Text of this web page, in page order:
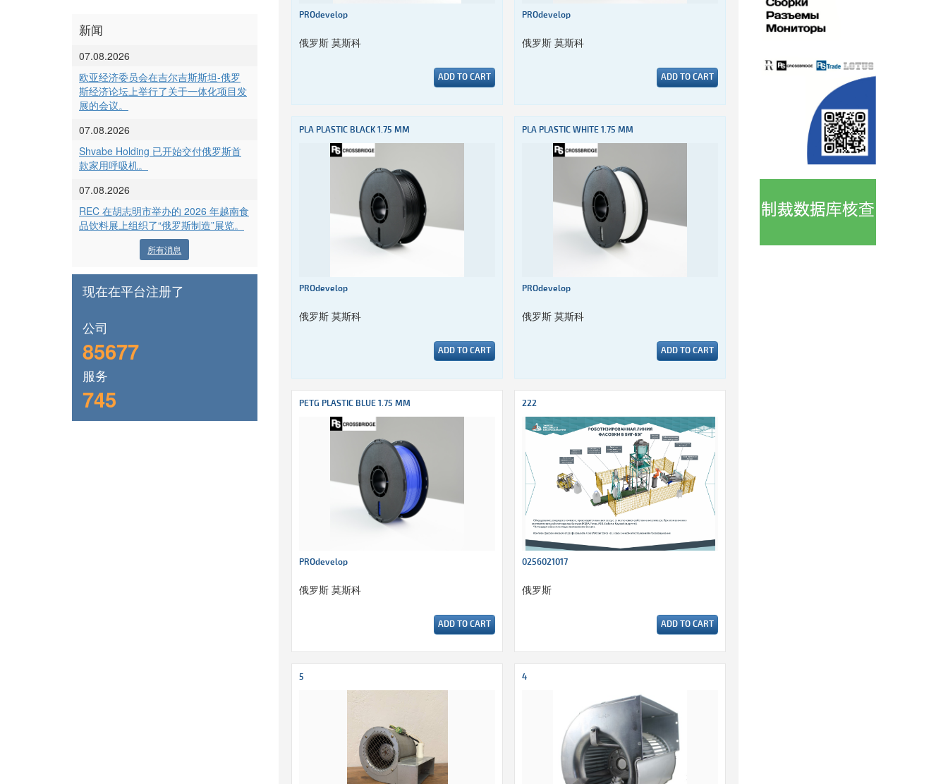
新闻
07.08.2026
欧亚经济委员会在吉尔吉斯斯坦-俄罗
斯经济论坛上举行了关于一体化项目发
展的会议。
07.08.2026
Shvabe Holding 已开始交付俄罗斯首
款家用呼吸机。
07.08.2026
REC 在胡志明市举办的 2026 年越南食
品饮料展上组织了“俄罗斯制造”展览。
所有消息
现在在平台注册了
公司
85677
服务
745
PROdevelop
俄罗斯 莫斯科
ADD TO CART
PROdevelop
俄罗斯 莫斯科
ADD TO CART
PLA PLASTIC BLACK 1.75 MM
PROdevelop
俄罗斯 莫斯科
ADD TO CART
PLA PLASTIC WHITE 1.75 MM
PROdevelop
俄罗斯 莫斯科
ADD TO CART
PETG PLASTIC BLUE 1.75 MM
PROdevelop
俄罗斯 莫斯科
ADD TO CART
222
0256021017
俄罗斯
ADD TO CART
5 4